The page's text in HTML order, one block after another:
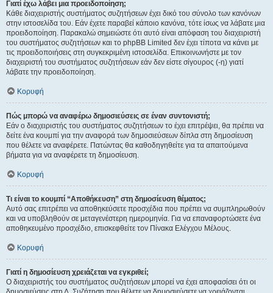
Γιατί έχω λάβει μια προειδοποίηση;
Κάθε διαχειριστής συστήματος συζητήσεων έχει δικό του σύνολο των κανόνων
στην ιστοσελίδα του. Εάν έχετε παραβεί κάποιο κανόνα, τότε ίσως να λάβατε μια
προειδοποίηση. Παρακαλώ σημειώστε ότι αυτό είναι απόφαση του διαχειριστή
του συστήματος συζητήσεων και το phpBB Limited δεν έχει τίποτα να κάνει με
τις προειδοποιήσεις στη συγκεκριμένη ιστοσελίδα. Επικοινωνήστε με τον
διαχειριστή του συστήματος συζητήσεων εάν δεν είστε σίγουρος (-η) γιατί
λάβατε την προειδοποίηση.
Κορυφή
Πώς μπορώ να αναφέρω δημοσιεύσεις σε έναν συντονιστή;
Εάν ο διαχειριστής του συστήματος συζητήσεων το έχει επιτρέψει, θα πρέπει να
δείτε ένα κουμπί για την αναφορά των δημοσιεύσεων δίπλα στη δημοσίευση
που θέλετε να αναφέρετε. Πατώντας θα καθοδηγηθείτε για τα απαιτούμενα
βήματα για να αναφέρετε τη δημοσίευση.
Κορυφή
Τι είναι το κουμπί “Αποθήκευση” στη δημοσίευση θέματος;
Αυτό σας επιτρέπει να αποθηκεύσετε προσχέδια που πρέπει να συμπληρωθούν
και να υποβληθούν σε μεταγενέστερη ημερομηνία. Για να επαναφορτώσετε ένα
αποθηκευμένο προσχέδιο, επισκεφθείτε τον Πίνακα Ελέγχου Μέλους.
Κορυφή
Γιατί η δημοσίευση χρειάζεται να εγκριθεί;
Ο διαχειριστής του συστήματος συζητήσεων μπορεί να έχει αποφασίσει ότι οι